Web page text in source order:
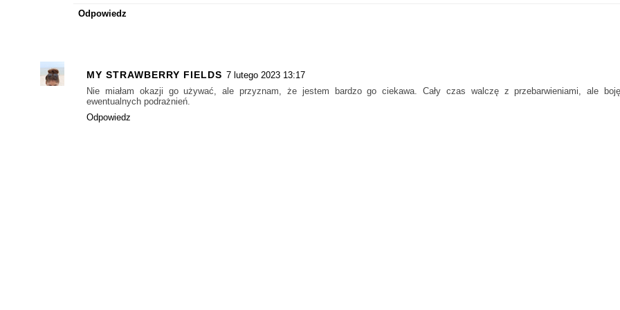
Odpowiedz
MY STRAWBERRY FIELDS 7 lutego 2023 13:17
Nie miałam okazji go używać, ale przyznam, że jestem bardzo go ciekawa. Cały czas walczę z przebarwieniami, ale
ewentualnych podrażnień.
Odpowiedz